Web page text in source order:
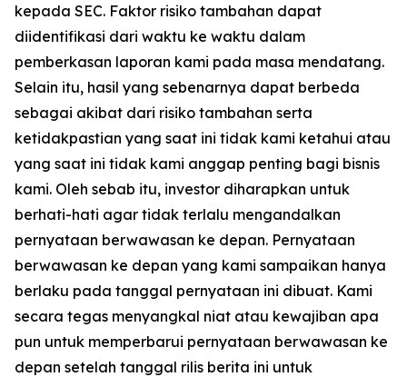
kepada SEC. Faktor risiko tambahan dapat
diidentifikasi dari waktu ke waktu dalam
pemberkasan laporan kami pada masa mendatang.
Selain itu, hasil yang sebenarnya dapat berbeda
sebagai akibat dari risiko tambahan serta
ketidakpastian yang saat ini tidak kami ketahui atau
yang saat ini tidak kami anggap penting bagi bisnis
kami. Oleh sebab itu, investor diharapkan untuk
berhati-hati agar tidak terlalu mengandalkan
pernyataan berwawasan ke depan. Pernyataan
berwawasan ke depan yang kami sampaikan hanya
berlaku pada tanggal pernyataan ini dibuat. Kami
secara tegas menyangkal niat atau kewajiban apa
pun untuk memperbarui pernyataan berwawasan ke
depan setelah tanggal rilis berita ini untuk